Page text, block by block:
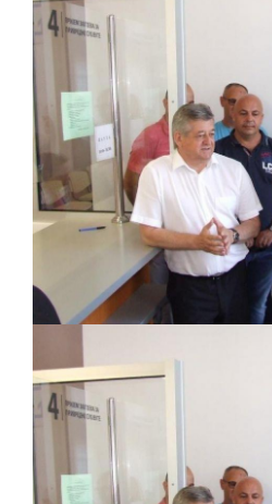
ПРЕЛИМИНАРНA
ДОДАТАК ЗА
ВОЈСКЕ РЕПУБЛИКЕ
СОЦИЈАЛНЕ
Oд 27. јула пријем
помоћ за набавку
основцима
Обрасци захтјева
гориво доступни
новембра
Захтјев за
7. августа
Обавјештење за